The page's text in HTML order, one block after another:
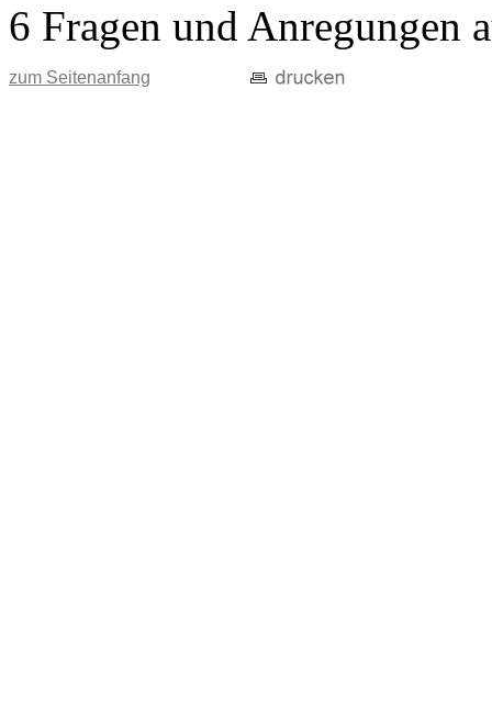
6 Fragen und Anregungen
zum Seitenanfang